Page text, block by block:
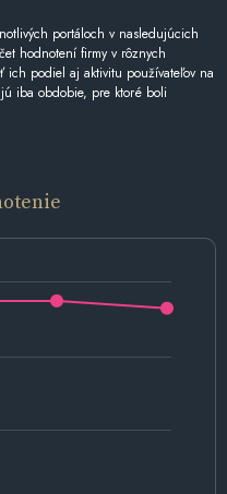
portáloch v nasledujúcich
hodnotení firmy v rôznych
podiel aj aktivitu používateľov na
iba obdobie, pre ktoré boli